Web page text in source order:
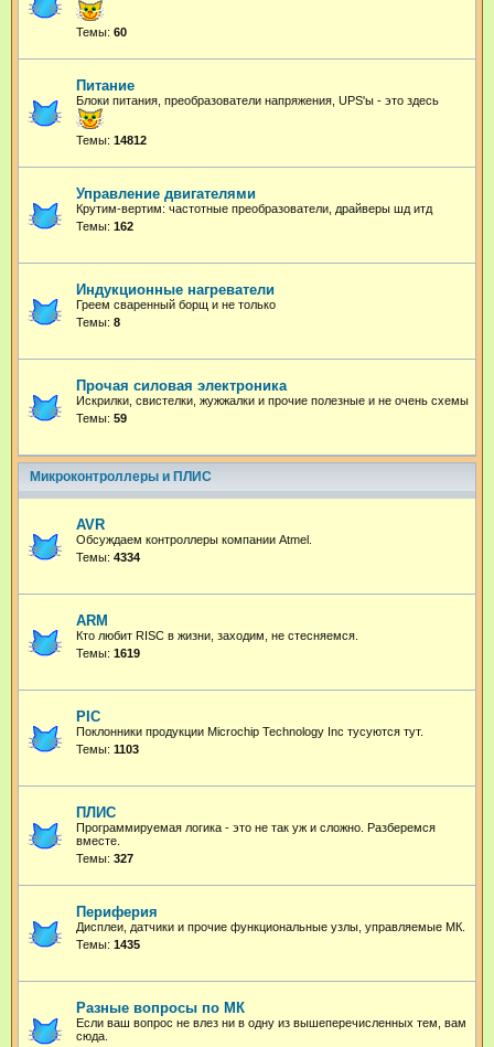
Темы: 60
Питание
Блоки питания, преобразователи напряжения, UPS'ы - это здесь
Темы: 14812
Управление двигателями
Крутим-вертим: частотные преобразователи, драйверы шд итд
Темы: 162
Индукционные нагреватели
Греем сваренный борщ и не только
Темы: 8
Прочая силовая электроника
Искрилки, свистелки, жужжалки и прочие полезные и не очень схемы
Темы: 59
Микроконтроллеры и ПЛИС
AVR
Обсуждаем контроллеры компании Atmel.
Темы: 4334
ARM
Кто любит RISC в жизни, заходим, не стесняемся.
Темы: 1619
PIC
Поклонники продукции Microchip Technology Inc тусуются тут.
Темы: 1103
ПЛИС
Программируемая логика - это не так уж и сложно. Разберемся
вместе.
Темы: 327
Периферия
Дисплеи, датчики и прочие функциональные узлы, управляемые МК.
Темы: 1435
Разные вопросы по МК
Если ваш вопрос не влез ни в одну из вышеперечисленных тем, вам
сюда.